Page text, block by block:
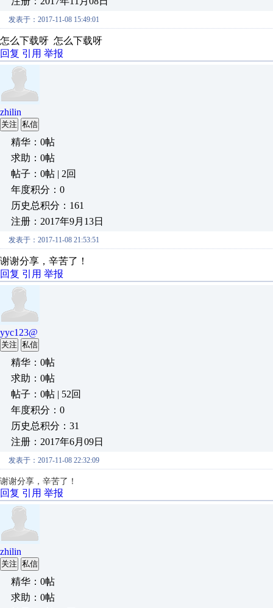
发表于：2017-11-08 15:49:01
怎么下载呀 怎么下载呀
回复 引用 举报
zhilin
关注 私信
精华：0帖
求助：0帖
帖子：0帖 | 2回
年度积分：0
历史总积分：161
注册：2017年9月13日
发表于：2017-11-08 21:53:51
谢谢分享，辛苦了！
回复 引用 举报
yyc123@
关注 私信
精华：0帖
求助：0帖
帖子：0帖 | 52回
年度积分：0
历史总积分：31
注册：2017年6月09日
发表于：2017-11-08 22:32:09
谢谢分享，辛苦了！
回复 引用 举报
zhilin
关注 私信
精华：0帖
求助：0帖